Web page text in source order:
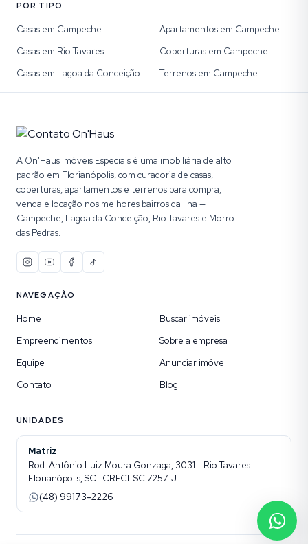
POR TIPO
Casas em Campeche
Apartamentos em Campeche
Casas em Rio Tavares
Coberturas em Campeche
Casas em Lagoa da Conceição
Terrenos em Campeche
A On'Haus Imóveis Especiais é uma imobiliária de alto
padrão em Florianópolis, com curadoria de casas,
coberturas, apartamentos e terrenos para compra,
venda e locação nos melhores bairros da Ilha —
Campeche, Lagoa da Conceição, Rio Tavares e Morro
das Pedras.
NAVEGAÇÃO
Home
Buscar imóveis
Empreendimentos
Sobre a empresa
Equipe
Anunciar imóvel
Contato
Blog
UNIDADES
Matriz
Rod. Antônio Luiz Moura Gonzaga, 3031 - Rio Tavares —
Florianópolis, SC · CRECI-SC 7257-J
(48) 99173-2226